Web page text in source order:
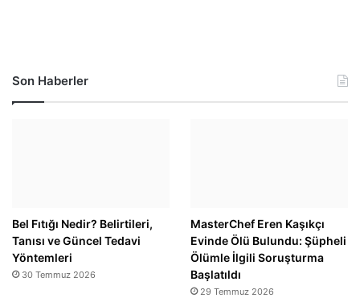
Son Haberler
Bel Fıtığı Nedir? Belirtileri,
Tanısı ve Güncel Tedavi
Yöntemleri
30 Temmuz 2026
MasterChef Eren Kaşıkçı
Evinde Ölü Bulundu: Şüpheli
Ölümle İlgili Soruşturma
Başlatıldı
29 Temmuz 2026